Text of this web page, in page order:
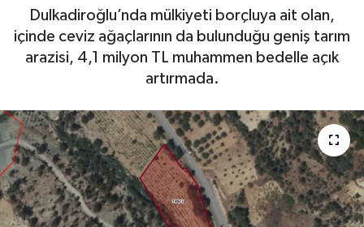
Dulkadiroğlu’nda mülkiyeti borçluya ait olan,
içinde ceviz ağaçlarının da bulunduğu geniş tarım
arazisi, 4,1 milyon TL muhammen bedelle açık
artırmada.
Güncel
Haberde İnsan
Magazin
Manşet Altı
Manşetler
Haber Arşivi